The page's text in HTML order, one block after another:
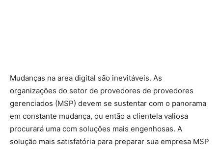
Mudanças na area digital são inevitáveis. As
organizações do setor de provedores de provedores
gerenciados (MSP) devem se sustentar com o panorama
em constante mudança, ou então a clientela valiosa
procurará uma com soluções mais engenhosas. A
solução mais satisfatória para preparar sua empresa MSP